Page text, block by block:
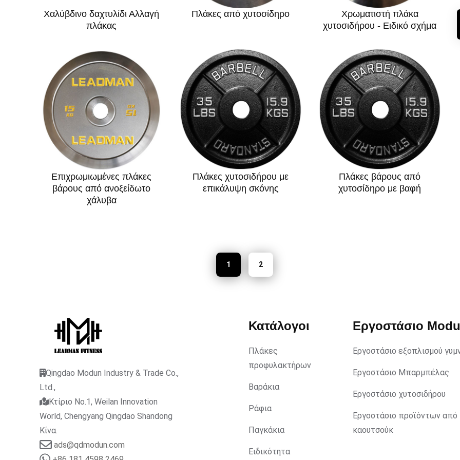
Χαλύβδινο δαχτυλίδι Αλλαγή
πλάκας
Πλάκες από χυτοσίδηρο
Χρωματιστή πλάκα
χυτοσιδήρου - Ειδικό σχήμα
Επιχρωμιωμένες πλάκες
βάρους από ανοξείδωτο
χάλυβα
Πλάκες χυτοσιδήρου με
επικάλυψη σκόνης
Πλάκες βάρους από
χυτοσίδηρο με βαφή
1 2
Qingdao Modun Industry & Trade Co.,
Ltd.,
Κτίριο No.1, Weilan Innovation
World, Chengyang Qingdao Shandong
Κίνα.
ads@qdmodun.com
Κατάλογοι
Πλάκες
προφυλακτήρων
Βαράκια
Ράφια
Παγκάκια
Ειδικότητα
Εργοστάσιο
Εργοστάσιο εξοπλισμού
Εργοστάσιο Μπαρμπέλας
Εργοστάσιο χυτοσιδήρου
Εργοστάσιο προϊόντων από
καουτσούκ